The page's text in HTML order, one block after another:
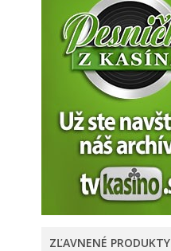
ZĽAVNENÉ PRODUKTY